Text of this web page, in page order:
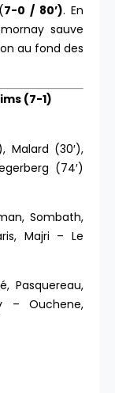
7-0 / 80’). En
sauve
au fond des
(7-1)
Malard (30′),
(74′)
Sombath,
Majri – Le
Pasquereau,
– Ouchene,